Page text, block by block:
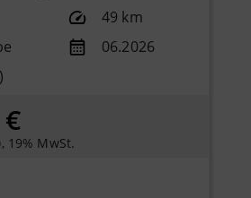
49 km
06.2026
19% MwSt.